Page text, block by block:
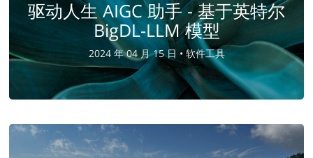
驱动人生 AIGC 助手 - 基于英特尔
BigDL-LLM 模型
2024 年 04 月 15 日 •软件工具